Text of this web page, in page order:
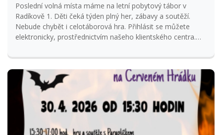
Poslední volná místa máme na letní pobytový tábor v
Radíkově 1. Děti čeká týden plný her, zábavy a soutěží.
Nebude chybět i celotáborová hra. Přihlásit se můžete
elektronicky, prostřednictvím našeho klientského centra.
Na všechny se těšíme
Tým Paraplíčko